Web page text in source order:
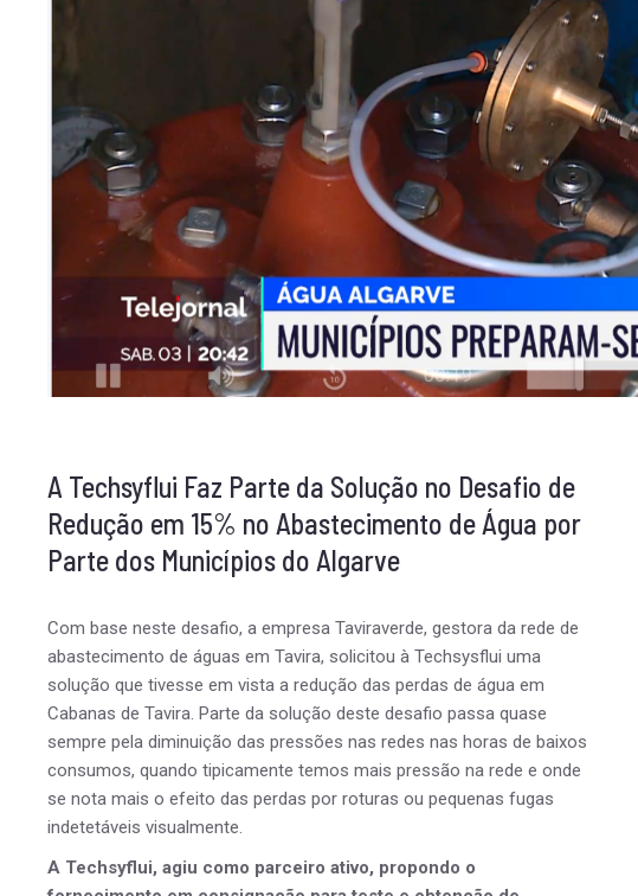
A Techsyflui Faz Parte da Solução no Desafio de
Redução em 15% no Abastecimento de Água por
Parte dos Municípios do Algarve
Com base neste desafio, a empresa Taviraverde, gestora da rede de
abastecimento de águas em Tavira, solicitou à Techsysflui uma
solução que tivesse em vista a redução das perdas de água em
Cabanas de Tavira. Parte da solução deste desafio passa quase
sempre pela diminuição das pressões nas redes nas horas de baixos
consumos, quando tipicamente temos mais pressão na rede e onde
se nota mais o efeito das perdas por roturas ou pequenas fugas
indetetáveis visualmente.
A Techsyflui, agiu como parceiro ativo, propondo o